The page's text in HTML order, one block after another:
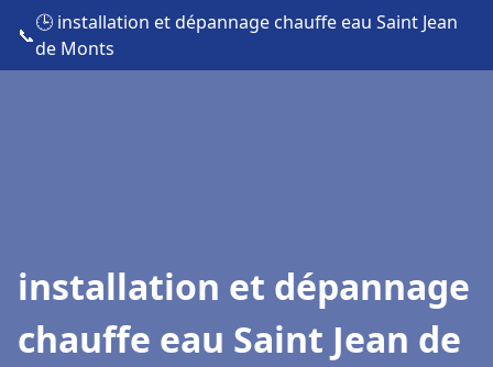
📞
🕒 installation et dépannage chauffe eau Saint Jean
de Monts
installation et dépannage
chauffe eau Saint Jean de